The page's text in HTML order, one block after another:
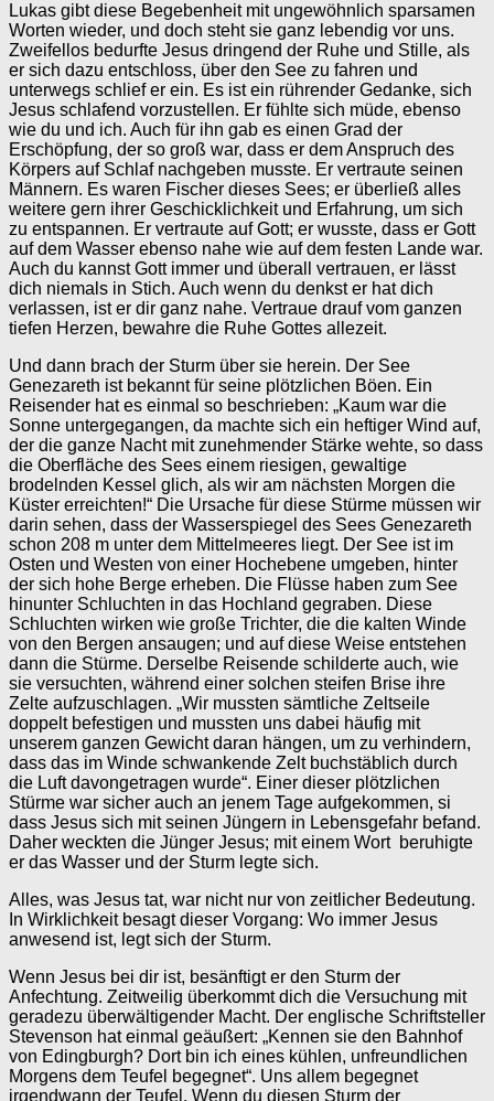
Lukas gibt diese Begebenheit mit ungewöhnlich sparsamen
Worten wieder, und doch steht sie ganz lebendig vor uns.
Zweifellos bedurfte Jesus dringend der Ruhe und Stille, als
er sich dazu entschloss, über den See zu fahren und
unterwegs schlief er ein. Es ist ein rührender Gedanke, sich
Jesus schlafend vorzustellen. Er fühlte sich müde, ebenso
wie du und ich. Auch für ihn gab es einen Grad der
Erschöpfung, der so groß war, dass er dem Anspruch des
Körpers auf Schlaf nachgeben musste. Er vertraute seinen
Männern. Es waren Fischer dieses Sees; er überließ alles
weitere gern ihrer Geschicklichkeit und Erfahrung, um sich
zu entspannen. Er vertraute auf Gott; er wusste, dass er Gott
auf dem Wasser ebenso nahe wie auf dem festen Lande war.
Auch du kannst Gott immer und überall vertrauen, er lässt
dich niemals in Stich. Auch wenn du denkst er hat dich
verlassen, ist er dir ganz nahe. Vertraue drauf vom ganzen
tiefen Herzen, bewahre die Ruhe Gottes allezeit.
Und dann brach der Sturm über sie herein. Der See
Genezareth ist bekannt für seine plötzlichen Böen. Ein
Reisender hat es einmal so beschrieben: „Kaum war die
Sonne untergegangen, da machte sich ein heftiger Wind auf,
der die ganze Nacht mit zunehmender Stärke wehte, so dass
die Oberfläche des Sees einem riesigen, gewaltige
brodelnden Kessel glich, als wir am nächsten Morgen die
Küster erreichten!“ Die Ursache für diese Stürme müssen wir
darin sehen, dass der Wasserspiegel des Sees Genezareth
schon 208 m unter dem Mittelmeeres liegt. Der See ist im
Osten und Westen von einer Hochebene umgeben, hinter
der sich hohe Berge erheben. Die Flüsse haben zum See
hinunter Schluchten in das Hochland gegraben. Diese
Schluchten wirken wie große Trichter, die die kalten Winde
von den Bergen ansaugen; und auf diese Weise entstehen
dann die Stürme. Derselbe Reisende schilderte auch, wie
sie versuchten, während einer solchen steifen Brise ihre
Zelte aufzuschlagen. „Wir mussten sämtliche Zeltseile
doppelt befestigen und mussten uns dabei häufig mit
unserem ganzen Gewicht daran hängen, um zu verhindern,
dass das im Winde schwankende Zelt buchstäblich durch
die Luft davongetragen wurde“. Einer dieser plötzlichen
Stürme war sicher auch an jenem Tage aufgekommen, si
dass Jesus sich mit seinen Jüngern in Lebensgefahr befand.
Daher weckten die Jünger Jesus; mit einem Wort beruhigte
er das Wasser und der Sturm legte sich.
Alles, was Jesus tat, war nicht nur von zeitlicher Bedeutung.
In Wirklichkeit besagt dieser Vorgang: Wo immer Jesus
anwesend ist, legt sich der Sturm.
Wenn Jesus bei dir ist, besänftigt er den Sturm der
Anfechtung. Zeitweilig überkommt dich die Versuchung mit
geradezu überwältigender Macht. Der englische Schriftsteller
Stevenson hat einmal geäußert: „Kennen sie den Bahnhof
von Edingburgh? Dort bin ich eines kühlen, unfreundlichen
Morgens dem Teufel begegnet“. Uns allem begegnet
irgendwann der Teufel. Wenn du diesen Sturm der